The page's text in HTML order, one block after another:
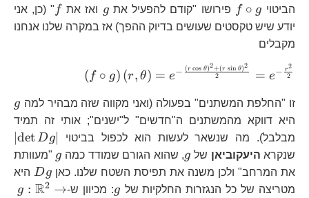
הביטוי
f\circ
g
f ∘ g פירושו "קודם להפעיל את
g
g ואז את f
f " (כן, אני
יודע שיש טקסטים שעושים בדיוק ההפך) אז במקרה שלנו אנחנו
מקבלים
{2}}=e^{-
( f ∘ g) (r, θ) = e− 2
(r cos θ)2+(r sin θ)2
= e− 2
r2
זו "החלפת המשתנים" בפעולה (ואני מקווה שזה מבהיר למה g
היא דווקא מהמשתנים ה"חדשים" ל"ישנים"; אותי זה תמיד
מבלבל). מה שנשאר לעשות הוא לכפול בביטוי
detDg
שנקרא היעקוביאן של g g, שהוא הגורם שמודד כמה g
g "מעוותת
את המרחב" ולכן משנה את תפיסת השטח שלנו. כאן
Dg
Dg
היא
מטריצה של כל הנגזרות החלקיות של
g
g: מכיוון ש- g : R2 →